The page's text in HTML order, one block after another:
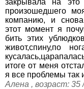
произошедшего
компанию, и
этот момент я
бить этих
живот,спину,по
итоге от меня
я все проблемы так
Алена , возраст: 35